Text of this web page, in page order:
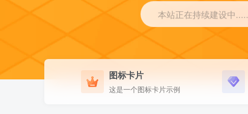
本站正在持续建设中.....
图标卡片
这是一个图标卡片示例